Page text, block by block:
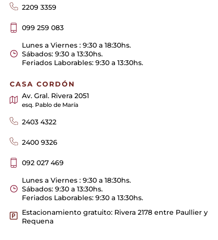
2209 3359
099 259 083
Lunes a Viernes : 9:30 a 18:30hs.
Sábados: 9:30 a 13:30hs.
Feriados Laborables: 9:30 a 13:30hs.
CASA CORDÓN
Av. Gral. Rivera 2051
esq. Pablo de María
2403 4322
2400 9326
092 027 469
Lunes a Viernes : 9:30 a 18:30hs.
Sábados: 9:30 a 13:30hs.
Feriados Laborables: 9:30 a 13:30hs.
Estacionamiento gratuito: Rivera 2178 entre Paullier y
Requena